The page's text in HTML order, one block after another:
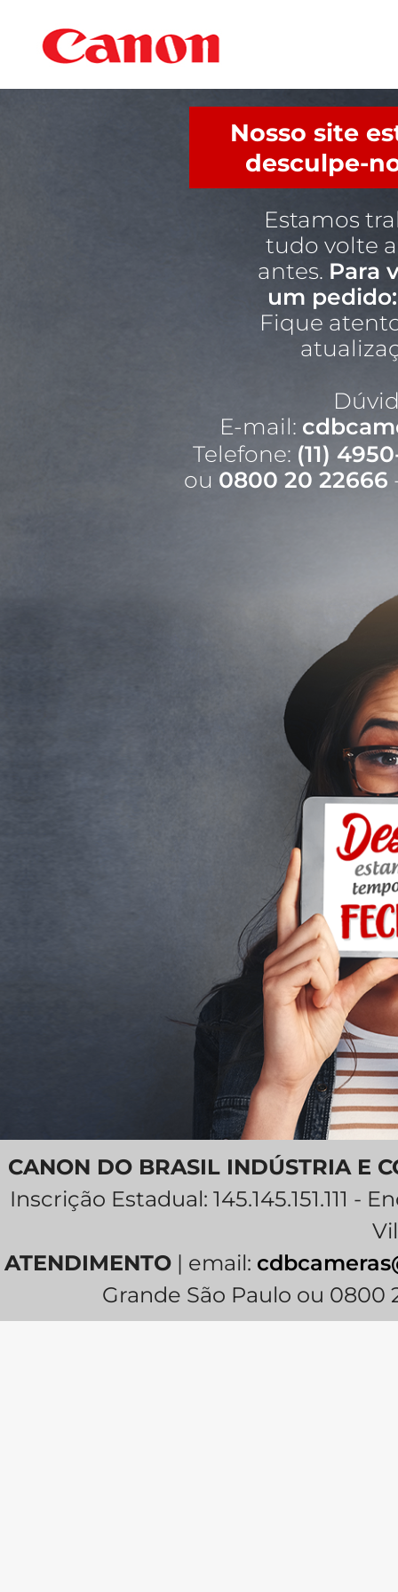
Nosso site
desculpe-
Estamos
tudo volte
antes. Para
um
Fique
E-mail:
Telefone: (11)
ou 0800 20 22666
CANON DO BRASIL INDÚSTRIA E
Inscrição Estadual: 145.145.151.111 -
ATENDIMENTO| email:
Grande São Paulo ou 0800